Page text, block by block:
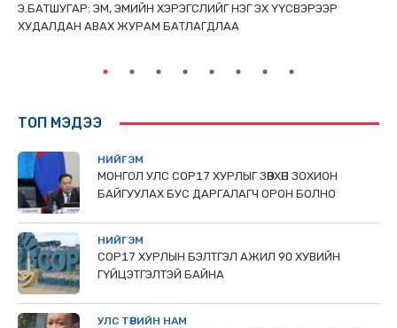
Э.БАТШУГАР: ЭМ, ЭМИЙН ХЭРЭГСЛИЙГ НЭГ ЭХ ҮҮСВЭРЭЭР
ХУДАЛДАН АВАХ ЖУРАМ БАТЛАГДЛАА
ТОП МЭДЭЭ
НИЙГЭМ
МОНГОЛ УЛС СОР17 ХУРЛЫГ ЗӨВХӨН ЗОХИОН
БАЙГУУЛАХ БУС ДАРГАЛАГЧ ОРОН БОЛНО
НИЙГЭМ
COP17 ХУРЛЫН БЭЛТГЭЛ АЖИЛ 90 ХУВИЙН
ГҮЙЦЭТГЭЛТЭЙ БАЙНА
УЛС ТӨРИЙН НАМ